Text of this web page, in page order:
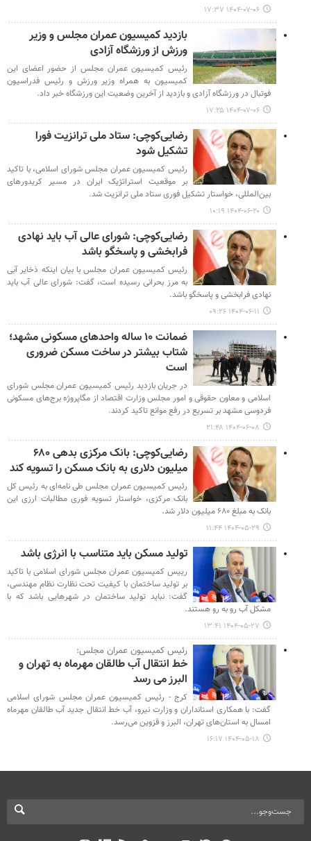
۱۴۰۴-۰۷-۰۶ ۱۷:۳۷
بازدید کمیسیون عمران مجلس و وزیر
ورزش از ورزشگاه آزادی
رئیس کمیسیون عمران مجلس از حضور اعضای این
کمیسیون به همراه وزیر ورزش و رئیس فدراسیون
فوتبال در ورزشگاه آزادی و بازدید از آخرین وضعیت این ورزشگاه خبر داد.
۱۴۰۴-۰۷-۰۶ ۱۷:۲۵
رضایی‌کوچی: ستاد ملی ترانزیت فورا
تشکیل شود
رئیس کمیسیون عمران مجلس شورای اسلامی، با تاکید
بر موقعیت استراتژیک ایران در مسیر کریدورهای
بین‌المللی، خواستار تشکیل فوری ستاد ملی ترانزیت شد.
۱۴۰۴-۰۶-۲۰ ۱۰:۱۹
رضایی‌کوچی: شورای عالی آب باید نهادی
فرابخشی و پاسخگو باشد
رئیس کمیسیون عمران مجلس با بیان اینکه ذخایر آبی
به مرز بحرانی رسیده است، گفت: شورای عالی آب باید
نهادی فرابخشی و پاسخگو باشد.
۱۴۰۴-۰۶-۱۱ ۰۹:۲۶
ضمانت ۱۰ ساله واحدهای مسکونی مشهد؛
شتاب بیشتر در ساخت مسکن ضروری
است
در جریان بازدید رئیس کمیسیون عمران مجلس شورای
اسلامی و معاون حقوقی و امور مجلس وزارت اقتصاد از مگاپروژه برج‌های مسکونی
فردوسی مشهد بر تسریع در رفع موانع تاکید کردند.
۱۴۰۴-۰۶-۰۸ ۲۱:۴۸
رضایی‌کوچی: بانک مرکزی بدهی ۶۸۰
میلیون دلاری به بانک مسکن را تسویه کند
رئیس کمیسیون عمران مجلس طی نامه‌ای به رئیس کل
بانک مرکزی، خواستار تسویه فوری مطالبات ارزی این
بانک به مبلغ ۶۸۰ میلیون دلار شد.
۱۴۰۴-۰۵-۲۹ ۱۱:۴۴
تولید مسکن باید متناسب با انرژی باشد
رییس کمیسیون عمران مجلس شورای اسلامی با تاکید
بر تولید ساختمان با کیفیت تحت نظارت نظام مهندسی،
گفت: نباید تولید ساختمان در شهرهایی باشد که با
مشکل آب رو به رو هستند.
۱۴۰۴-۰۵-۲۷ ۱۳:۴۱
رئیس کمیسیون عمران مجلس:
خط انتقال آب طالقان مهرماه به تهران و
البرز می رسد
کرج - رئیس کمیسیون عمران مجلس شورای اسلامی
گفت: با همکاری استانداران و وزارت نیرو، آب خط انتقال جدید آب طالقان مهرماه
امسال به استان‌های تهران، البرز و قزوین می‌رسد.
۱۴۰۴-۰۵-۱۸ ۱۶:۱۷